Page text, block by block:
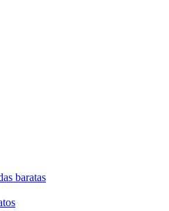
baratas